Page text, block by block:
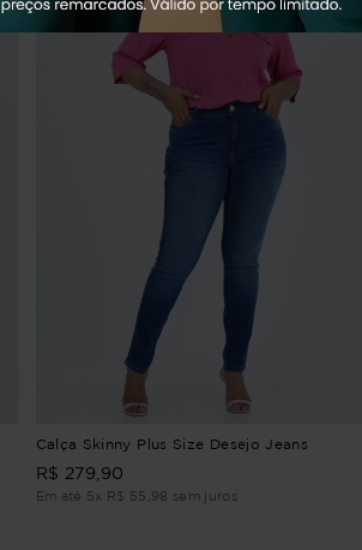
Calça Skinny Plus Size Desejo Jeans
R$ 279 90
Em até 5x R$ 55 98 sem juros